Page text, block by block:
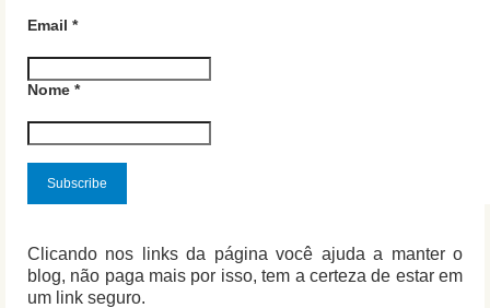
Email *
Nome *
Clicando nos links da página você ajuda a manter o
blog, não paga mais por isso, tem a certeza de estar em
um link seguro.